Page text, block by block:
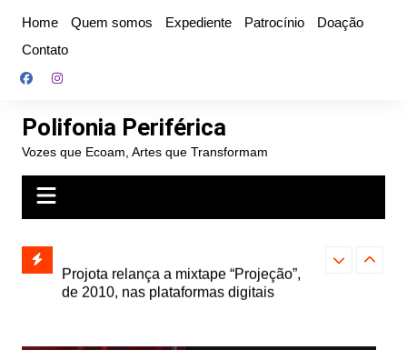
conteúdo
Home Quem somos Expediente Patrocínio
Doação
Contato
Polifonia Periférica
Vozes que Ecoam, Artes que Transformam
e abre
autoral,
de 2010, nas plataformas digitais
Farofa